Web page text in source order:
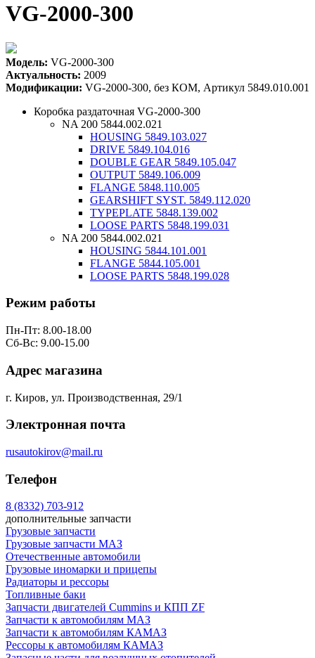
VG-2000-300
Модель: VG-2000-300
Актуальность: 2009
Модификации: VG-2000-300, без КОМ, Артикул 5849.010.001
Коробка раздаточная VG-2000-300
NA 200 5844.002.021
HOUSING 5849.103.027
DRIVE 5849.104.016
DOUBLE GEAR 5849.105.047
OUTPUT 5849.106.009
FLANGE 5848.110.005
GEARSHIFT SYST. 5849.112.020
TYPEPLATE 5848.139.002
LOOSE PARTS 5848.199.031
NA 200 5844.002.021
HOUSING 5844.101.001
FLANGE 5844.105.001
LOOSE PARTS 5848.199.028
Режим работы
Пн-Пт: 8.00-18.00
Сб-Вс: 9.00-15.00
Адрес магазина
г. Киров, ул. Производственная, 29/1
Электронная почта
rusautokirov@mail.ru
Телефон
8 (8332) 703-912
дополнительные запчасти
Грузовые запчасти
Грузовые запчасти МАЗ
Отечественные автомобили
Грузовые иномарки и прицепы
Радиаторы и рессоры
Топливные баки
Запчасти двигателей Cummins и КПП ZF
Запчасти к автомобилям МАЗ
Запчасти к автомобилям КАМАЗ
Рессоры к автомобилям КАМАЗ